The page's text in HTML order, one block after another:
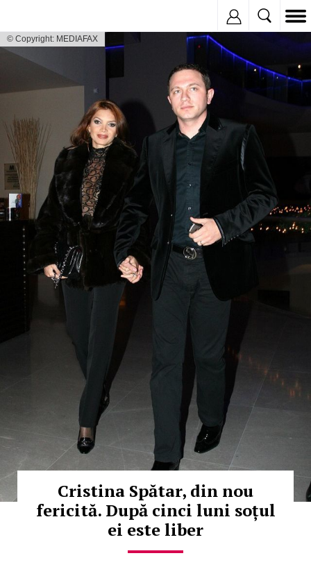
© Copyright: MEDIAFAX
Cristina Spătar, din nou
fericită. După cinci luni soțul
ei este liber